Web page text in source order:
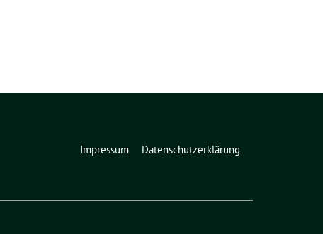
Impressum Datenschutzerklärung